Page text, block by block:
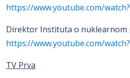
https://www.youtube.com/
Direktor Instituta o nuklearnom
https://www.youtube.com/
TV Prva